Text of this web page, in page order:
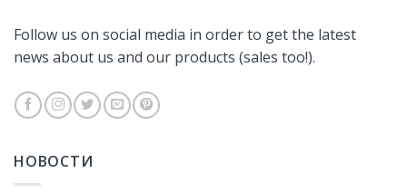
Follow us on social media in order to get the latest
news about us and our products (sales too!).
НОВОСТИ